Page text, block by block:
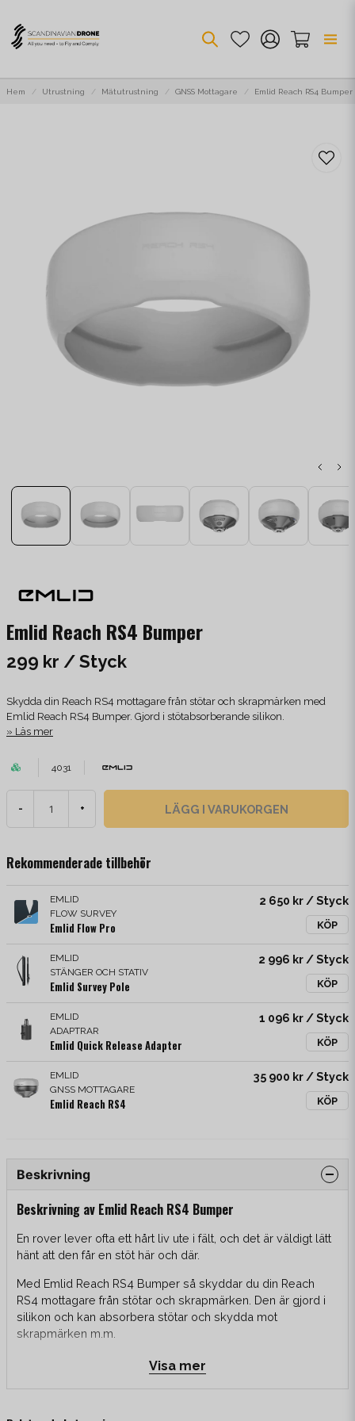
Hem Utrustning Mätutrustning GNSS Mottagare Emlid Reach RS4 Bumper
Emlid Reach RS4 Bumper
299 kr / Styck
Skydda din Reach RS4 mottagare från stötar och skrapmärken med
Emlid Reach RS4 Bumper. Gjord i stötabsorberande silikon.
Läs mer
4031
- + LÄGG I VARUKORGEN
Rekommenderade tillbehör
EMLID
FLOW SURVEY
Emlid Flow Pro
2 650 kr / Styck
KÖP
EMLID
STÄNGER OCH STATIV
Emlid Survey Pole
2 996 kr / Styck
KÖP
EMLID
ADAPTRAR
Emlid Quick Release Adapter
1 096 kr / Styck
KÖP
EMLID
GNSS MOTTAGARE
Emlid Reach RS4
35 900 kr / Styck
KÖP
Beskrivning
Beskrivning av Emlid Reach RS4 Bumper
En rover lever ofta ett hårt liv ute i fält, och det är väldigt lätt
hänt att den får en stöt här och där.
Med Emlid Reach RS4 Bumper så skyddar du din Reach
RS4 mottagare från stötar och skrapmärken. Den är gjord i
silikon och kan absorbera stötar och skydda mot
skrapmärken m.m.
Visa mer